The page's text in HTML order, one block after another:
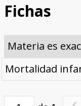
GALERÍA
CONTACTOS
Fichas
Materia es
Mortalidad